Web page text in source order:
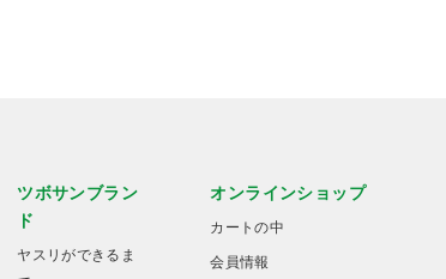
ツボサンブラン
ド
ヤスリができるま
オンラインショップ
カートの中
会員情報